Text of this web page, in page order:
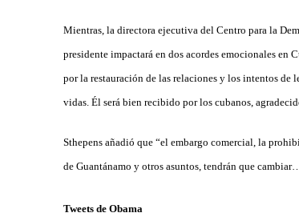
Mientras, la directora ejecutiva del Centro para la
presidente impactará en dos acordes emocionales en
por la restauración de las relaciones y los intentos de
vidas. Él será bien recibido por los cubanos,
Sthepens añadió que “el embargo comercial, la
de Guantánamo y otros asuntos, tendrán que
Tweets de Obama